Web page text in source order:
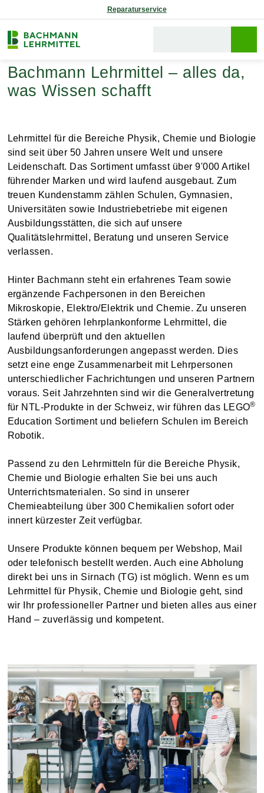
Reparaturservice
Bachmann Lehrmittel – alles da,
was Wissen schafft
Lehrmittel für die Bereiche Physik, Chemie und Biologie
sind seit über 50 Jahren unsere Welt und unsere
Leidenschaft. Das Sortiment umfasst über 9'000 Artikel
führender Marken und wird laufend ausgebaut. Zum
treuen Kundenstamm zählen Schulen, Gymnasien,
Universitäten sowie Industriebetriebe mit eigenen
Ausbildungsstätten, die sich auf unsere
Qualitätslehrmittel, Beratung und unseren Service
verlassen.
Hinter Bachmann steht ein erfahrenes Team sowie
ergänzende Fachpersonen in den Bereichen
Mikroskopie, Elektro/Elektrik und Chemie. Zu unseren
Stärken gehören lehrplankonforme Lehrmittel, die
laufend überprüft und den aktuellen
Ausbildungsanforderungen angepasst werden. Dies
setzt eine enge Zusammenarbeit mit Lehrpersonen
unterschiedlicher Fachrichtungen und unseren Partnern
voraus. Seit Jahrzehnten sind wir die Generalvertretung
für NTL-Produkte in der Schweiz, wir führen das LEGO®
Education Sortiment und beliefern Schulen im Bereich
Robotik.
Passend zu den Lehrmitteln für die Bereiche Physik,
Chemie und Biologie erhalten Sie bei uns auch
Unterrichtsmaterialen. So sind in unserer
Chemieabteilung über 300 Chemikalien sofort oder
innert kürzester Zeit verfügbar.
Unsere Produkte können bequem per Webshop, Mail
oder telefonisch bestellt werden. Auch eine Abholung
direkt bei uns in Sirnach (TG) ist möglich. Wenn es um
Lehrmittel für Physik, Chemie und Biologie geht, sind
wir Ihr professioneller Partner und bieten alles aus einer
Hand – zuverlässig und kompetent.